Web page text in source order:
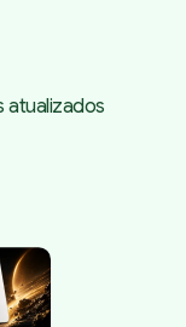
atualizados